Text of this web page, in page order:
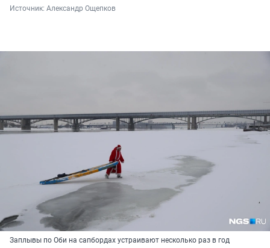
Источник: Александр Ощепков
Заплывы по Оби на сапбордах устраивают несколько раз в год